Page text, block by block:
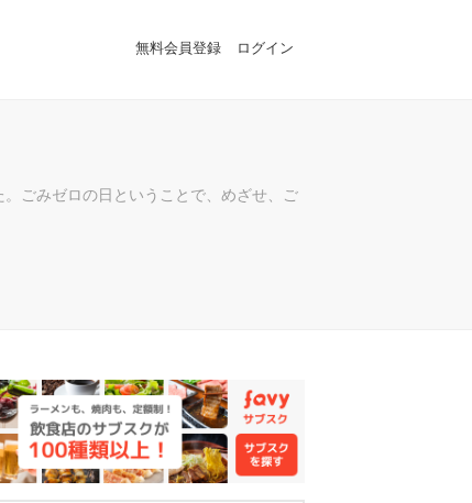
無料会員登録 ログイン
ごみゼロの日ということで、めざせ、ご